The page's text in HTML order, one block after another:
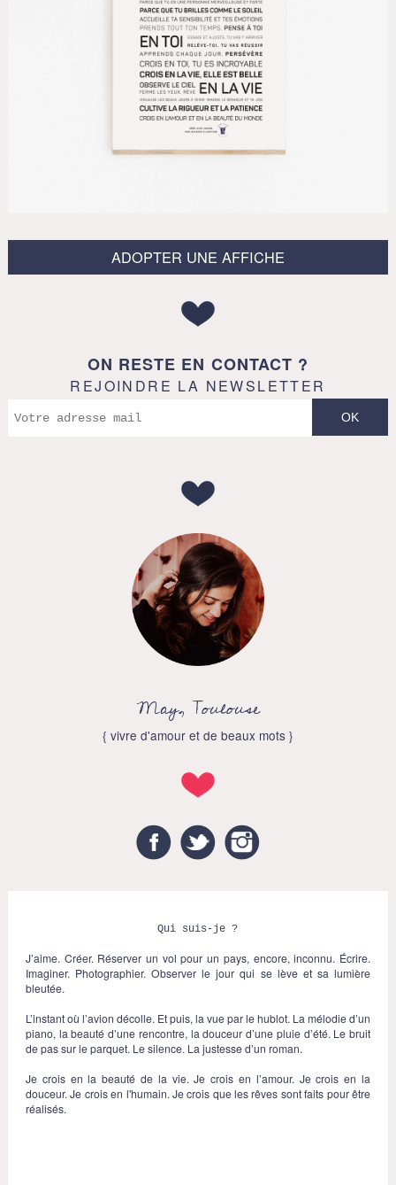
ADOPTER UNE AFFICHE
ON RESTE EN CONTACT ?
REJOINDRE LA NEWSLETTER
May, Toulouse
{ vivre d'amour et de beaux mots }
FacebookTwitter
Qui suis-je ?
J’aime. Créer. Réserver un vol pour un pays, encore, inconnu. Écrire.
Imaginer. Photographier. Observer le jour qui se lève et sa lumière
bleutée.
L’instant où l’avion décolle. Et puis, la vue par le hublot. La mélodie d’un
piano, la beauté d’une rencontre, la douceur d’une pluie d’été. Le bruit
de pas sur le parquet. Le silence. La justesse d’un roman.
Je crois en la beauté de la vie. Je crois en l’amour. Je crois en la
douceur. Je crois en l'humain. Je crois que les rêves sont faits pour être
réalisés.